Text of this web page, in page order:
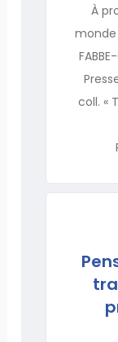
À
monde
coll. «